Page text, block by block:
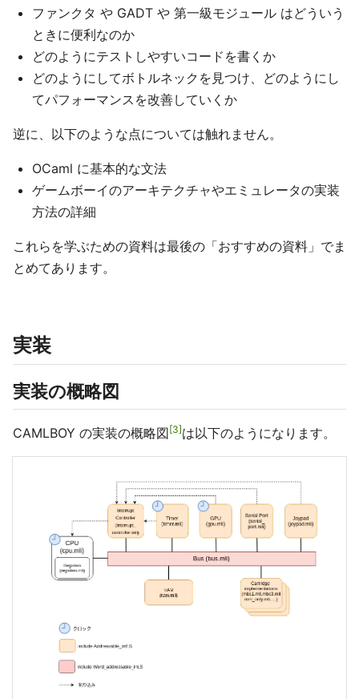
ファンクタ や GADT や 第一級モジュール はどういう
ときに便利なのか
どのようにテストしやすいコードを書くか
どのようにしてボトルネックを見つけ、どのようにし
てパフォーマンスを改善していくか
逆に、以下のような点については触れません。
OCaml に基本的な文法
ゲームボーイのアーキテクチャやエミュレータの実装
方法の詳細
これらを学ぶための資料は最後の「おすすめの資料」でま
とめてあります。
実装
実装の概略図
CAMLBOY の実装の概略図 3 は以下のようになります。